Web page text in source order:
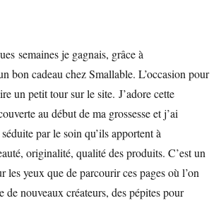
semaines je gagnais, grâce à
bon cadeau chez Smallable. L’occasion pour
un petit tour sur le site. J’adore cette
au début de ma grossesse et j’ai
par le soin qu’ils apportent à
originalité, qualité des produits. C’est un
les yeux que de parcourir ces pages où l’on
de nouveaux créateurs, des pépites pour